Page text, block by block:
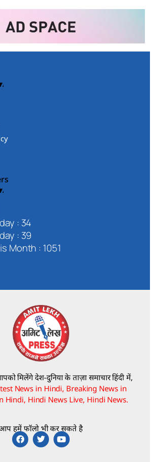
: 34
: 39
Month : 1051
मिलेंगे देश-दुनिया के ताज़ा समाचार हिंदी में,
News in Hindi, Breaking News in
Hindi, Hindi News Live, Hindi News.
हमें फॉलो भी कर सकते है